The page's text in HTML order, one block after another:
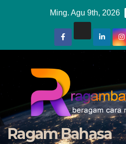
Ming. Agu 9th, 2026
Ragam Bahasa